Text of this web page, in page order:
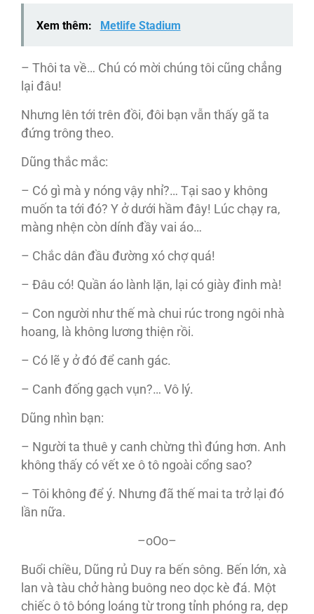
Xem thêm: Metlife Stadium
– Thôi ta về… Chú có mời chúng tôi cũng chẳng
lại đâu!
Nhưng lên tới trên đồi, đôi bạn vẫn thấy gã ta
đứng trông theo.
Dũng thắc mắc:
– Có gì mà y nóng vậy nhỉ?… Tại sao y không
muốn ta tới đó? Y ở dưới hầm đây! Lúc chạy ra,
màng nhện còn dính đầy vai áo…
– Chắc dân đầu đường xó chợ quá!
– Đâu có! Quần áo lành lặn, lại có giày đinh mà!
– Con người như thế mà chui rúc trong ngôi nhà
hoang, là không lương thiện rồi.
– Có lẽ y ở đó để canh gác.
– Canh đống gạch vụn?… Vô lý.
Dũng nhìn bạn:
– Người ta thuê y canh chừng thì đúng hơn. Anh
không thấy có vết xe ô tô ngoài cổng sao?
– Tôi không để ý. Nhưng đã thế mai ta trở lại đó
lần nữa.
–oOo–
Buổi chiều, Dũng rủ Duy ra bến sông. Bến lớn, xà
lan và tàu chở hàng buông neo dọc kè đá. Một
chiếc ô tô bóng loáng từ trong tỉnh phóng ra, dẹp